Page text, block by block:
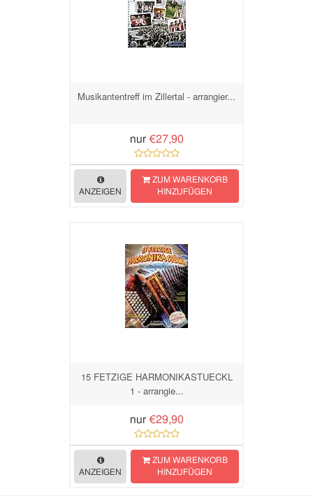
Musikantentreff im Zillertal - arrangier...
nur €27,90
ANZEIGEN
ZUM WARENKORB
HINZUFÜGEN
15 FETZIGE HARMONIKASTUECKL
1 - arrangie...
nur €29,90
ANZEIGEN
ZUM WARENKORB
HINZUFÜGEN